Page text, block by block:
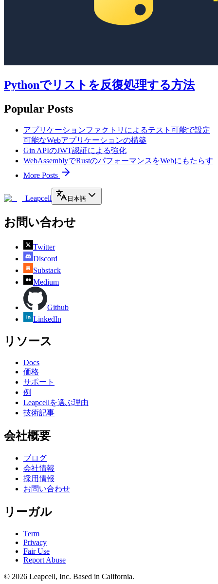
Pythonでリストを反復処理する方法
Popular Posts
アプリケーションファクトリによるテスト可能で設定
可能なWebアプリケーションの構築
Gin APIのJWT認証による強化
WebAssemblyでRustのパフォーマンスをWebにもたらす
More Posts
Leapcell 日本語
お問い合わせ
Twitter
Discord
Substack
Medium
Github
LinkedIn
リソース
Docs
価格
サポート
例
Leapcellを選ぶ理由
技術記事
会社概要
ブログ
会社情報
採用情報
お問い合わせ
リーガル
Term
Privacy
Fair Use
Report Abuse
© 2026 Leapcell, Inc. Based in California.